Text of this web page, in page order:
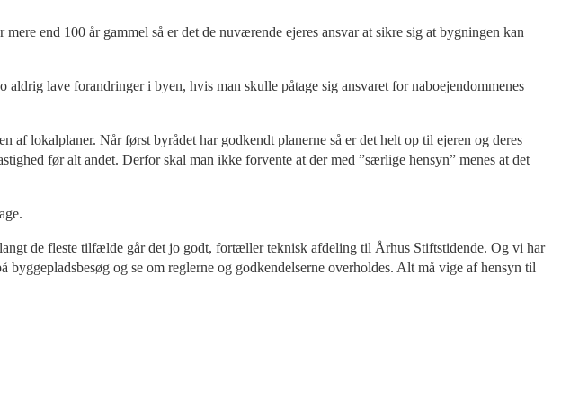
end 100 år gammel så er det de nuværende ejeres ansvar at sikre sig at bygningen kan
lave forandringer i byen, hvis man skulle påtage sig ansvaret for naboejendommenes
af lokalplaner. Når først byrådet har godkendt planerne så er det helt op til ejeren og deres
før alt andet. Derfor skal man ikke forvente at der med ”særlige hensyn” menes at det
de fleste tilfælde går det jo godt, fortæller teknisk afdeling til Århus Stiftstidende. Og vi har
og se om reglerne og godkendelserne overholdes. Alt må vige af hensyn til